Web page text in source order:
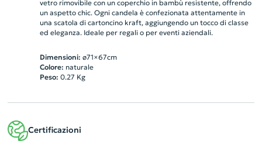
vetro rimovibile con un coperchio in bambù resistente, offrendo
un aspetto chic. Ogni candela è confezionata attentamente in
una scatola di cartoncino kraft, aggiungendo un tocco di classe
ed eleganza. Ideale per regali o per eventi aziendali.
Dimensioni: ø71×67cm
Colore: naturale
Peso: 0.27 Kg
Certificazioni